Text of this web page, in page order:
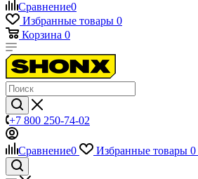
Сравнение0
Избранные товары 0
Корзина 0
+7 800 250-74-02
Сравнение0 Избранные товары 0